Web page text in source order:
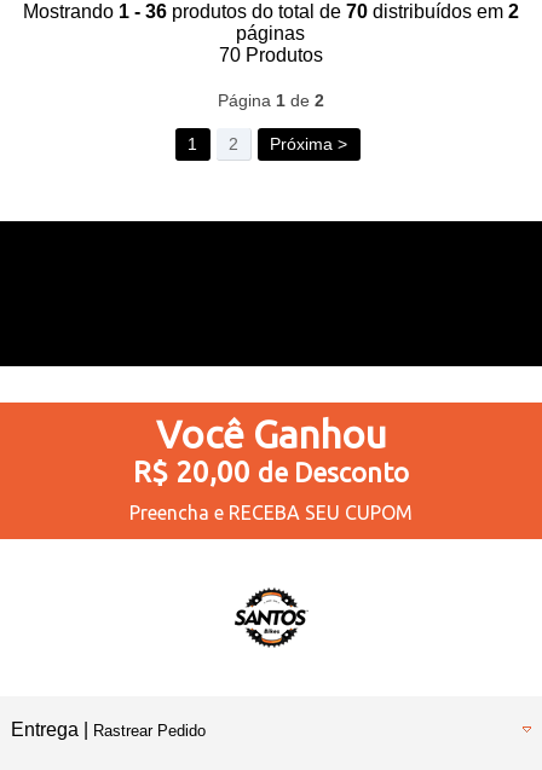
Mostrando 1 - 36 produtos do total de 70distribuídos em 2
páginas
70Produtos
Página 1de 2
1 2 Próxima >
Você Ganhou
R$ 20,00 de Desconto
Preencha e RECEBA SEU CUPOM
Entrega | Rastrear Pedido